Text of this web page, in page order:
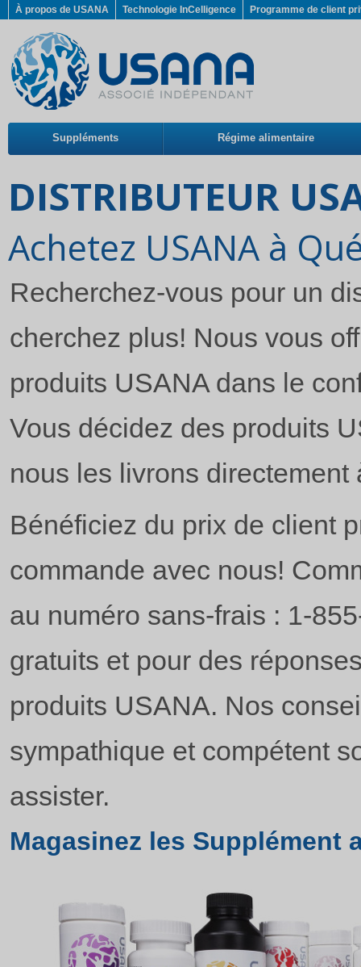
À propos de USANA Technologie InCelligence Programme de client
Suppléments Régime alimentaire
DISTRIBUTEUR
Achetez USANA à
Recherchez-vous pour un
cherchez plus! Nous vous
produits USANA dans le
Vous décidez des produits
nous les livrons directement
Bénéficiez du prix de client
commande avec nous!
au numéro sans-frais : 1-
gratuits et pour des
produits USANA. Nos
sympathique et compétent
assister.
Magasinez les Supplément